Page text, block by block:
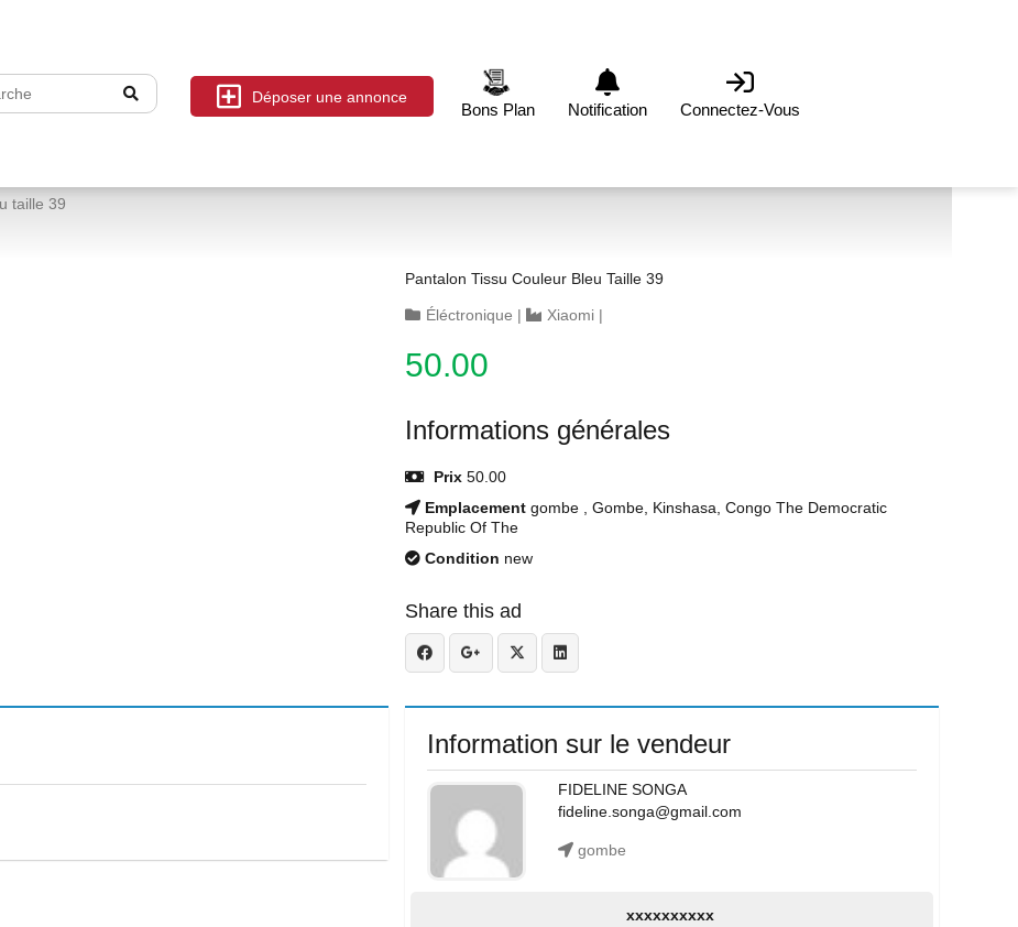
Déposer une annonce
Bons Plan Notification Connectez-Vous
taille 39
Pantalon Tissu Couleur Bleu Taille 39
Éléctronique | Xiaomi |
50.00
Informations générales
Prix 50.00
Emplacement gombe , Gombe, Kinshasa, Congo The Democratic
Republic Of The
Condition new
Share this ad
Information sur le vendeur
FIDELINE SONGA
fideline.songa@gmail.com
gombe
xxxxxxxxxx